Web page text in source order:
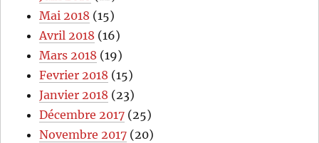
Mai 2018 (15)
Avril 2018 (16)
Mars 2018 (19)
Fevrier 2018 (15)
Janvier 2018 (23)
Décembre 2017 (25)
Novembre 2017 (20)